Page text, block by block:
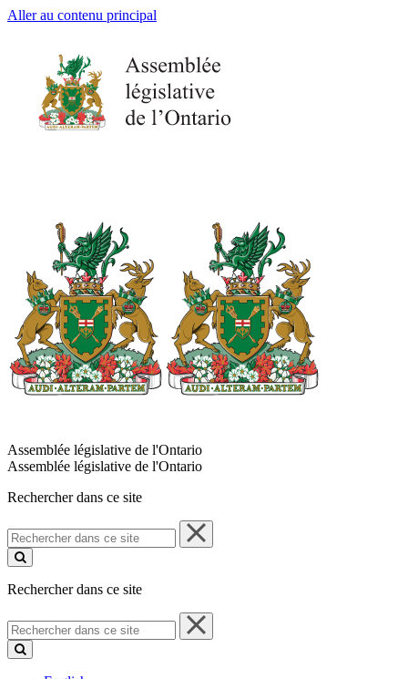
Aller au contenu principal
Assemblée législative de l'Ontario
Assemblée législative de l'Ontario
Rechercher dans ce site
Rechercher
dans
ce
Rechercher dans ce site
Rechercher
dans
ce